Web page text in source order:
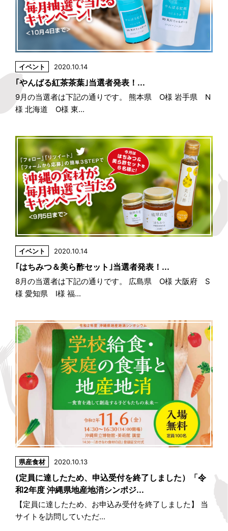
イベント 2020.10.14
｢やんばる紅茶茶葉｣当選者発表！...
9月の当選者は下記の通りです。 熊本県 O様 岩手県 N
様 北海道 O様 東...
イベント 2020.10.14
｢はちみつ＆美ら酢セット｣当選者発表！...
8月の当選者は下記の通りです。 広島県 O様 大阪府 S
様 愛知県 I様 福...
県産食材 2020.10.13
(定員に達したため、申込受付を終了しました）「令
和2年度 沖縄県地産地消シンポジ...
【定員に達したため、お申込み受付を終了しました】 当
サイトを訪問していただ...